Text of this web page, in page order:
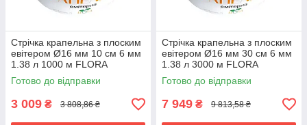
Стрічка крапельна з плоским
евітером Ø16 мм 10 см 6 мм
1.38 л 1000 м FLORA
(5076894) riven
Готово до відправки
3 009 ₴ 3 808,86 ₴
Стрічка крапельна з плоским
евітером Ø16 мм 30 см 6 мм
1.38 л 3000 м FLORA
(5076324) riven
Готово до відправки
7 949 ₴ 9 813,58 ₴